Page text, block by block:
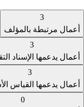
3
أعمال مرتبطة بالمؤلف
3
أعمال يدعمها الإسناد
3
أعمال يدعمها القياس
0